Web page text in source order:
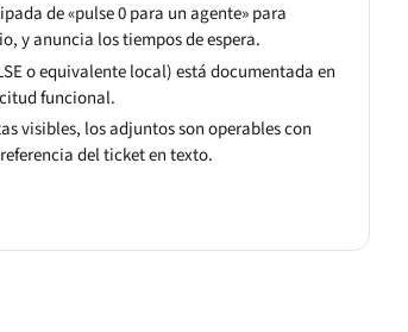
de «pulse 0 para un agente» para
y anuncia los tiempos de espera.
o equivalente local) está documentada en
funcional.
visibles, los adjuntos son operables con
del ticket en texto.